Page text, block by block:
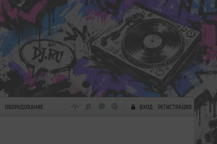
ОБОРУДОВАНИЕ ВХОД РЕГИСТРАЦИЯ